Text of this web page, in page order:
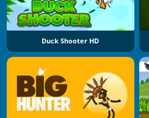
Duck Shooter HD